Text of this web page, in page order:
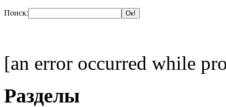
Поиск:
[an error occurred while
Разделы